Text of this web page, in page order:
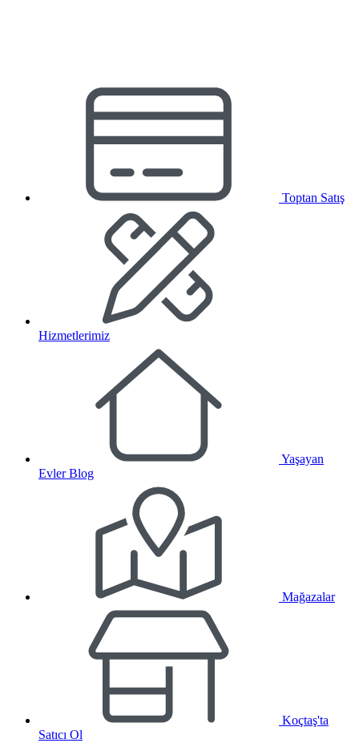
Toptan Satış
Hizmetlerimiz
Yaşayan
Evler Blog
Mağazalar
Koçtaş'ta
Satıcı Ol